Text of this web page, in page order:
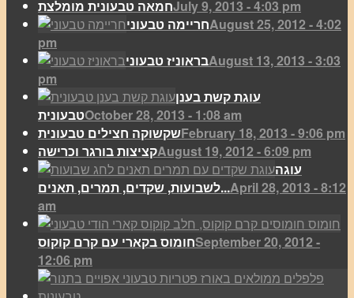
חמאה טבעונית מומלצתJuly 9, 2013 - 4:03 pm
חריימה טבעוניAugust 25, 2012 - 4:02
pm
בראוניז טבעוניAugust 13, 2013 - 3:03
pm
עוגת קשת בענן
טבעוניתOctober 28, 2013 - 1:08 am
שקשוקה חצילים טבעוניתFebruary 18, 2013 - 9:06 pm
קציצות בורגר וכרישהAugust 19, 2012 - 6:09 pm
עוגה
לשבועות, שקדים, תמרים, תאנים...April 28, 2013 - 8:12
am
חומוס בקארי עם קרם קוקוסSeptember 20, 2012 -
12:06 pm